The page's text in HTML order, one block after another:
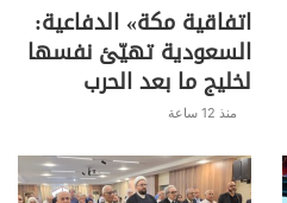
اتفاقية مكة» الدفاعية:
السعودية تهيّئ نفسها
لخليج ما بعد الحرب
منذ 12 ساعة